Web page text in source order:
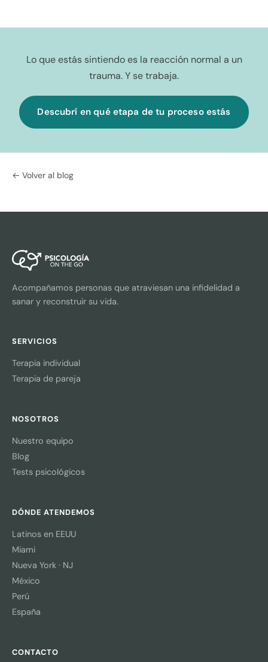
Lo que estás sintiendo es la reacción normal a un
trauma. Y se trabaja.
Descubrí en qué etapa de tu proceso estás
← Volver al blog
Acompañamos personas que atraviesan una infidelidad a
sanar y reconstruir su vida.
SERVICIOS
Terapia individual
Terapia de pareja
NOSOTROS
Nuestro equipo
Blog
Tests psicológicos
DÓNDE ATENDEMOS
Latinos en EEUU
Miami
Nueva York · NJ
México
Perú
España
CONTACTO